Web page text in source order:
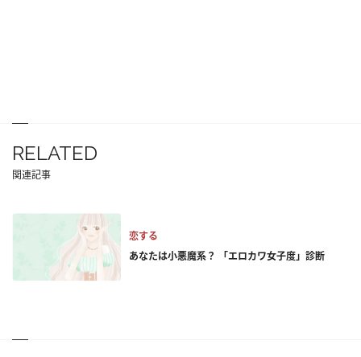
RELATED
関連記事
恋する
あなたは小悪魔系？ 「エロカワ女子度」診断